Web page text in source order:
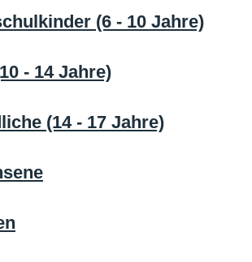
(6 - 10 Jahre)
- 14 Jahre)
(14 - 17 Jahre)